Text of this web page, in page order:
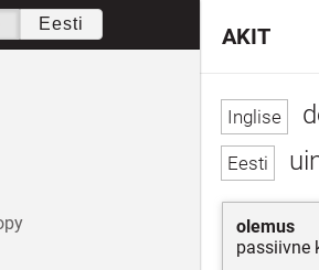
olemus
passiivne
AKIT
Eesti